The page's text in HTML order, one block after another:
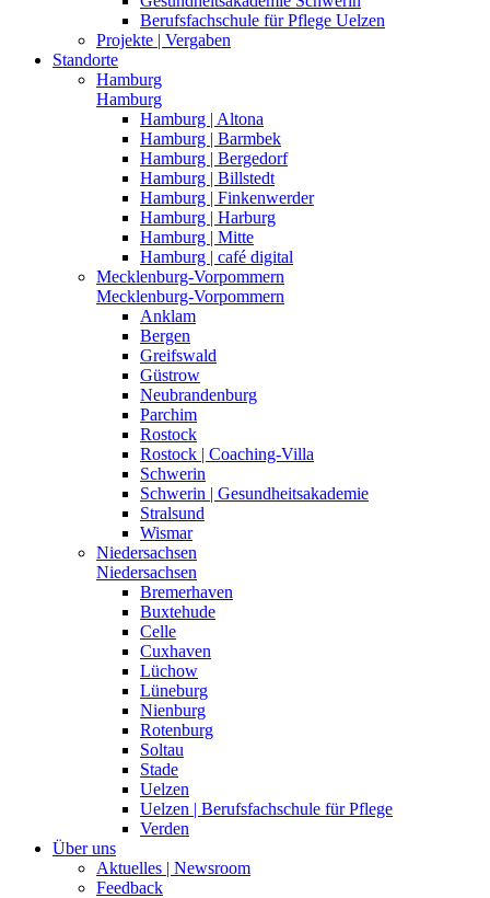
Berufsfachschule für Pflege Uelzen
Projekte | Vergaben
Standorte
Hamburg
Hamburg
Hamburg | Altona
Hamburg | Barmbek
Hamburg | Bergedorf
Hamburg | Billstedt
Hamburg | Finkenwerder
Hamburg | Harburg
Hamburg | Mitte
Hamburg | café digital
Mecklenburg-Vorpommern
Mecklenburg-Vorpommern
Anklam
Bergen
Greifswald
Güstrow
Neubrandenburg
Parchim
Rostock
Rostock | Coaching-Villa
Schwerin
Schwerin | Gesundheitsakademie
Stralsund
Wismar
Niedersachsen
Niedersachsen
Bremerhaven
Buxtehude
Celle
Cuxhaven
Lüchow
Lüneburg
Nienburg
Rotenburg
Soltau
Stade
Uelzen
Uelzen | Berufsfachschule für Pflege
Verden
Über uns
Aktuelles | Newsroom
Feedback